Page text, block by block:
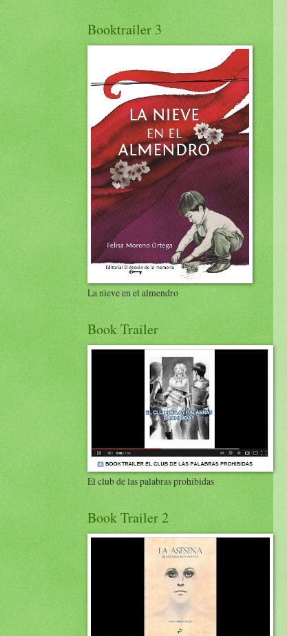
Booktrailer 3
La nieve en el almendro
Book Trailer
El club de las palabras prohibidas
Book Trailer 2